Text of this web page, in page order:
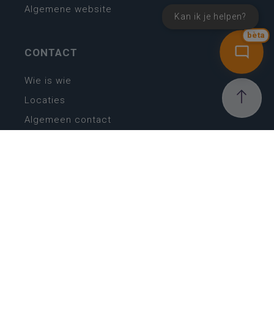
bèta
Kan ik je helpen?
Algemene website
CONTACT
Wie is wie
Locaties
Algemeen contact